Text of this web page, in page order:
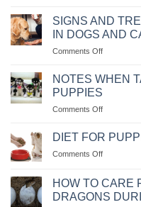
IM
THEO
NHÂN
VÀ
CÁCH
CHỮA
CHÓ
SIGNS AND
IN DOGS AND
Comments Offon
DẤU
CÁCH
TRỊ
BỊ
TRẦM
NOTES WHEN
PUPPIES
Comments Offon
LƯU
SÓC
CHÓ
DIET FOR
Comments Offon
ĐỘ
KHẨU
PHẦN
HOW TO CARE
DRAGONS